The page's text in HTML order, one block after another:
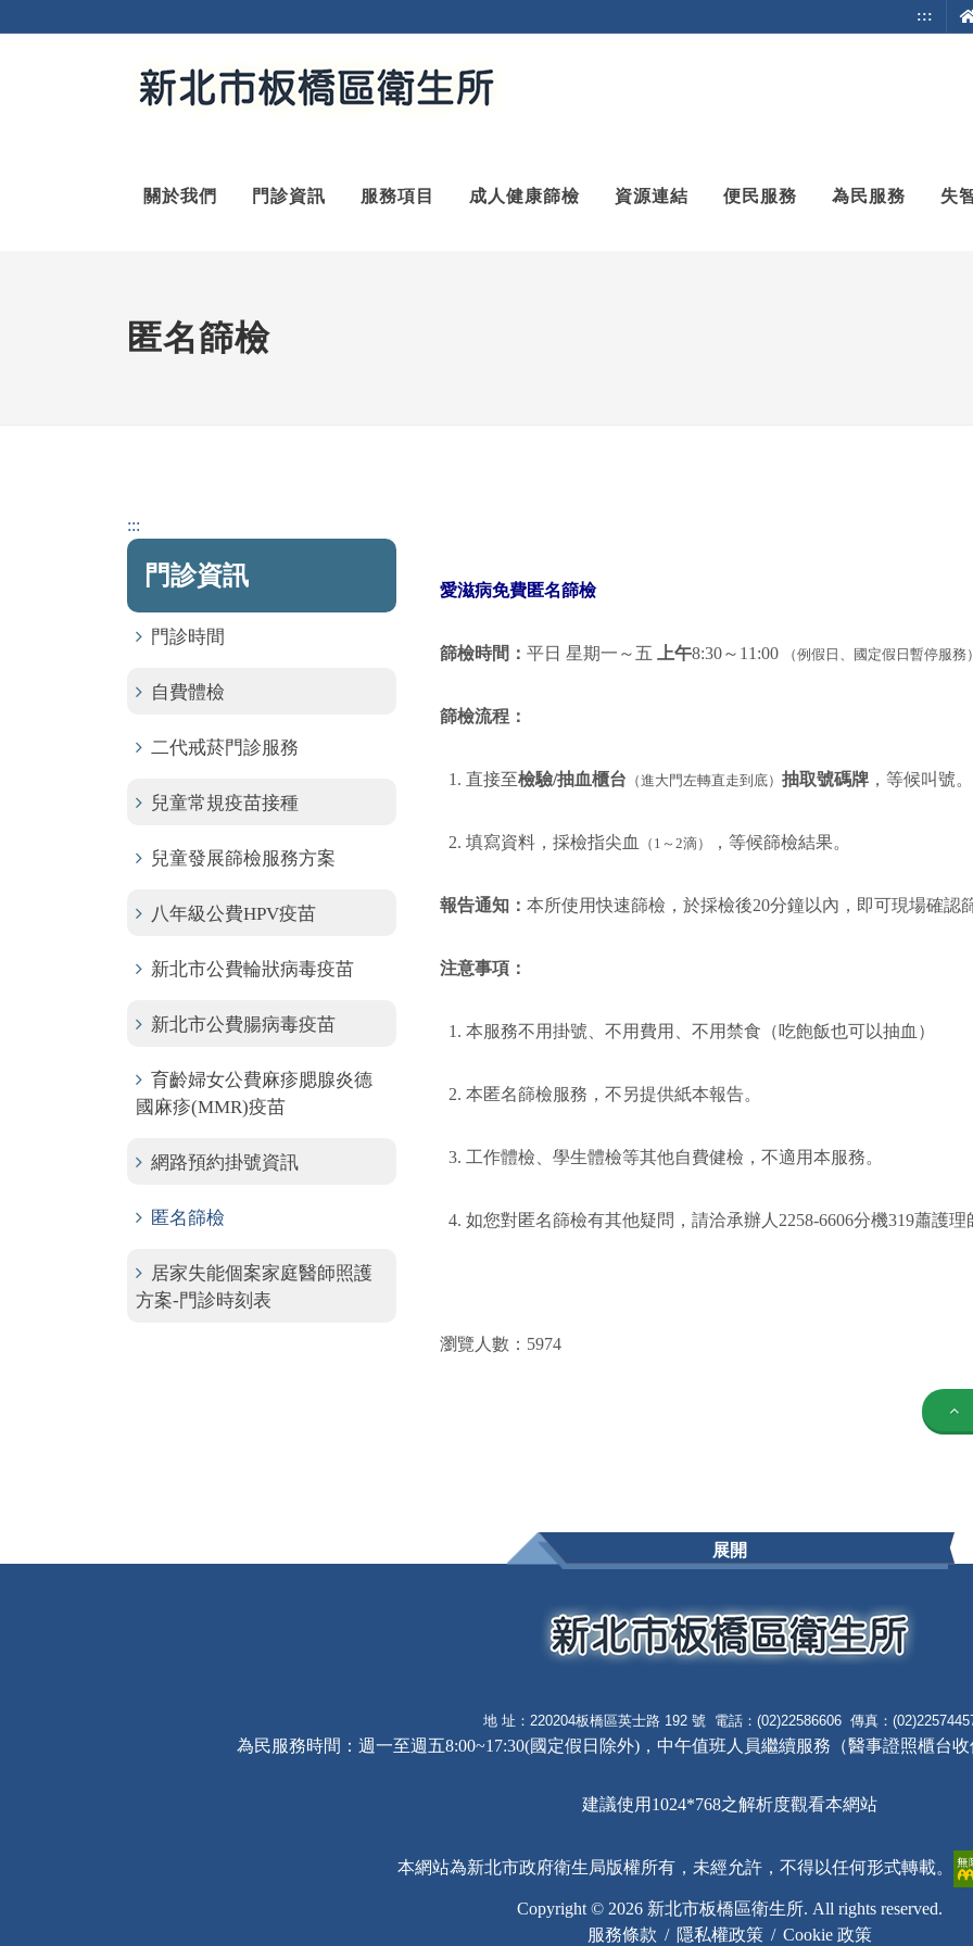
:::
關於我們 門診資訊 服務項目 成人健康篩檢 資源連結 便民服務 為民服務 失
匿名篩檢
:::
門診資訊
門診時間
自費體檢
二代戒菸門診服務
兒童常規疫苗接種
兒童發展篩檢服務方案
八年級公費HPV疫苗
新北市公費輪狀病毒疫苗
新北市公費腸病毒疫苗
育齡婦女公費麻疹腮腺炎德
國麻疹(MMR)疫苗
網路預約掛號資訊
匿名篩檢
居家失能個案家庭醫師照護
方案-門診時刻表
愛滋病免費匿名篩檢
篩檢時間： 平日 星期一～五 上午8:30～11:00 （例假日、國定假日暫停服務）
篩檢流程：
1. 直接至檢驗/抽血櫃台 （進大門左轉直走到底） 抽取號碼牌，等候叫號。
2. 填寫資料，採檢指尖血 （1～2滴） ，等候篩檢結果。
報告通知： 本所使用快速篩檢，於採檢後20分鐘以內，即可現場確認
注意事項：
1. 本服務不用掛號、不用費用、不用禁食（吃飽飯也可以抽血）
2. 本匿名篩檢服務，不另提供紙本報告。
3. 工作體檢、學生體檢等其他自費健檢，不適用本服務。
4. 如您對匿名篩檢有其他疑問，請洽承辦人2258-6606分機319蕭護理
瀏覽人數：5974
展開
地 址：220204板橋區英士路 192 號 電話：(02)22586606 傳真：
為民服務時間：週一至週五8:00~17:30(國定假日除外)，中午值班人員繼續服務（醫事證照櫃台收
建議使用1024*768之解析度觀看本網站
本網站為新北市政府衛生局版權所有，未經允許，不得以任何形式轉載。
Copyright © 2026 新北市板橋區衛生所. All rights reserved.
服務條款 / 隱私權政策 / Cookie 政策